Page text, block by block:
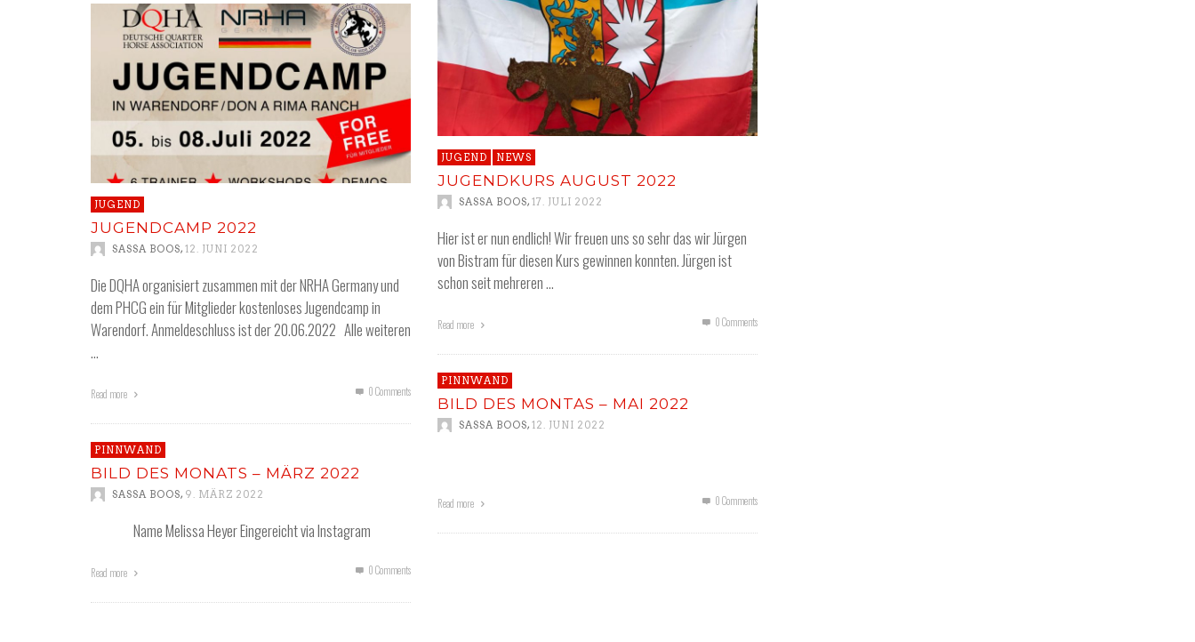
JUGEND NEWS
JUGENDKURS AUGUST 2022
SASSA BOOS, 17. JULI 2022
Hier ist er nun endlich! Wir freuen uns so sehr das wir Jürgen
von Bistram für diesen Kurs gewinnen konnten. Jürgen ist
schon seit mehreren …
Read more 0 Comments
JUGEND
JUGENDCAMP 2022
SASSA BOOS, 12. JUNI 2022
Die DQHA organisiert zusammen mit der NRHA Germany und
dem PHCG ein für Mitglieder kostenloses Jugendcamp in
Warendorf. Anmeldeschluss ist der 20.06.2022 Alle weiteren
…
Read more 0 Comments
PINNWAND
BILD DES MONTAS – MAI 2022
SASSA BOOS, 12. JUNI 2022
Read more 0 Comments
PINNWAND
BILD DES MONATS – MÄRZ 2022
SASSA BOOS, 9. MÄRZ 2022
Name Melissa Heyer Eingereicht via Instagram
Read more 0 Comments